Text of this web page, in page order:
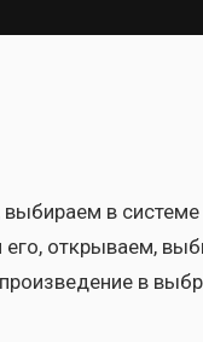
в систе­ме
его, откры­ва­ем,
в